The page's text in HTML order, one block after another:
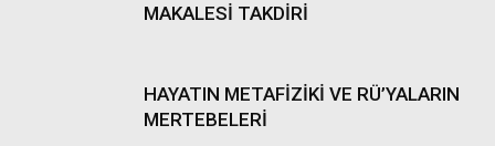
MAKALESİ TAKDİRİ
HAYATIN METAFİZİKİ VE RÜ’YALARIN
MERTEBELERİ